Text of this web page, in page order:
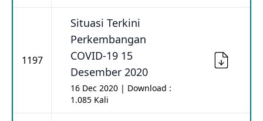
1197
Situasi Terkini
Perkembangan
COVID-19 15
Desember 2020
16 Dec 2020 | Download :
1.085 Kali